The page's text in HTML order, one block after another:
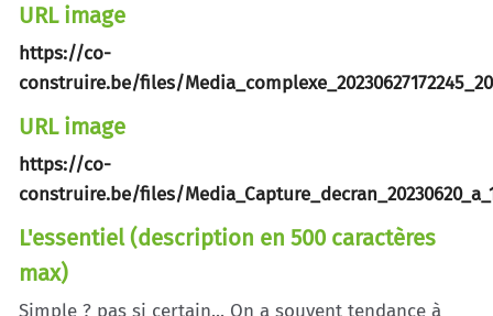
URL image
https://co-
construire.be/files/
URL image
https://co-
construire.be/files/
L'essentiel (description en 500 caractères
max)
Simple ? pas si certain... On a souvent tendance à